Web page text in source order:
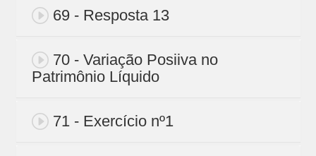
69 - Resposta 13
70 - Variação Posiiva no
Patrimônio Líquido
71 - Exercício nº1